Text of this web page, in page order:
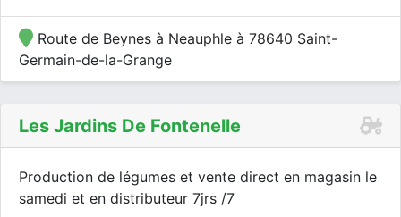
Route de Beynes à Neauphle à 78640 Saint-
Germain-de-la-Grange
Les Jardins De Fontenelle
Production de légumes et vente direct en magasin le
samedi et en distributeur 7jrs /7